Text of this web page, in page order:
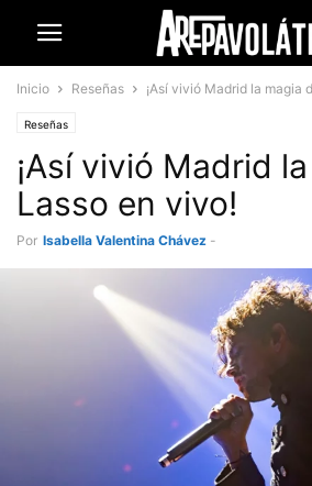
Inicio Reseñas ¡Así vivió Madrid la magia
Reseñas
¡Así vivió Madrid
Lasso en vivo!
Por Isabella Valentina Chávez -